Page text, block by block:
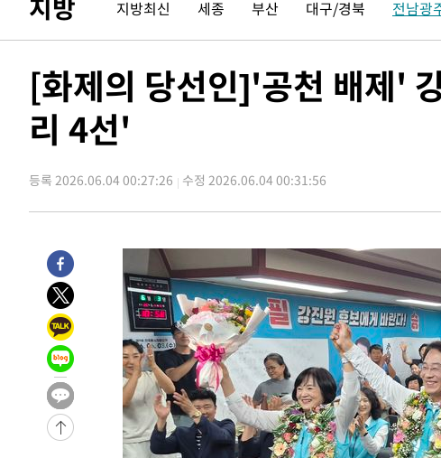
-22708초 전 >
[속보]합수본, '투표율 허위 입력' 중앙·서울·경기도 선관위 등 9
-22463초 전 >[속보]원·달러 환율, 오전 9시 1423.8원
-22245초 전 >[속보]코스닥, 5.95포인트(0.74%) 상승한 807.62개장
-22213초 전 > [속보]코스피, 6300선 재탈환…1.09% 오른 6365.07 개장
-19378초 전 >시리아 다마스쿠스 교외에서 미니버스 폭발.. 14명 부상, 3명은 중
-13640초 전 >이란, 호르무즈서 "적국 목표물들"과 대치로 남부 케슘섬에서 두
례 큰 폭발음
-12355초 전 >[속보]美, 폴리실리콘 수입 규제…파생제품 15% 관세, 120일 후
-8206초 전 >
[속보] 뉴욕증시, 일제 하락 마감…나스닥 0.06%↓
-32244초 전 >
[속보] 7월 중국 수출 23.9%↑ 수입 27.5%↑…무역총액
25.3%↑
-29404초 전 >
[속보]'채상병 순직 책임' 임성근, 항소심도 징역 3년
-29270초 전 >
[속보]종합특검, '관저이전 봐주기 감사' 유병호 구속기소
-25870초 전 >
민주 콩고 에볼라환자 4천명 돌파, 4053명 발생 1850명 사망
-25120초 전 >
[속보]'300억원대 사기 혐의' 차가원 대표 구속 송치
-24314초 전 >
"미 전국적 살모네라 식중독 원인은 멕시코산 할라피뇨"-- CDC
-22827초 전 >
[속보]경찰·노동부, HL만도 평택사업장 끼임 사망 관련 압수수
지방 지방최신 세종 부산 대구/경북 전남광
[화제의 당선인]'공천 배제'
리 4선'
등록 2026.06.04 00:27:26 수정 2026.06.04 00:31:56